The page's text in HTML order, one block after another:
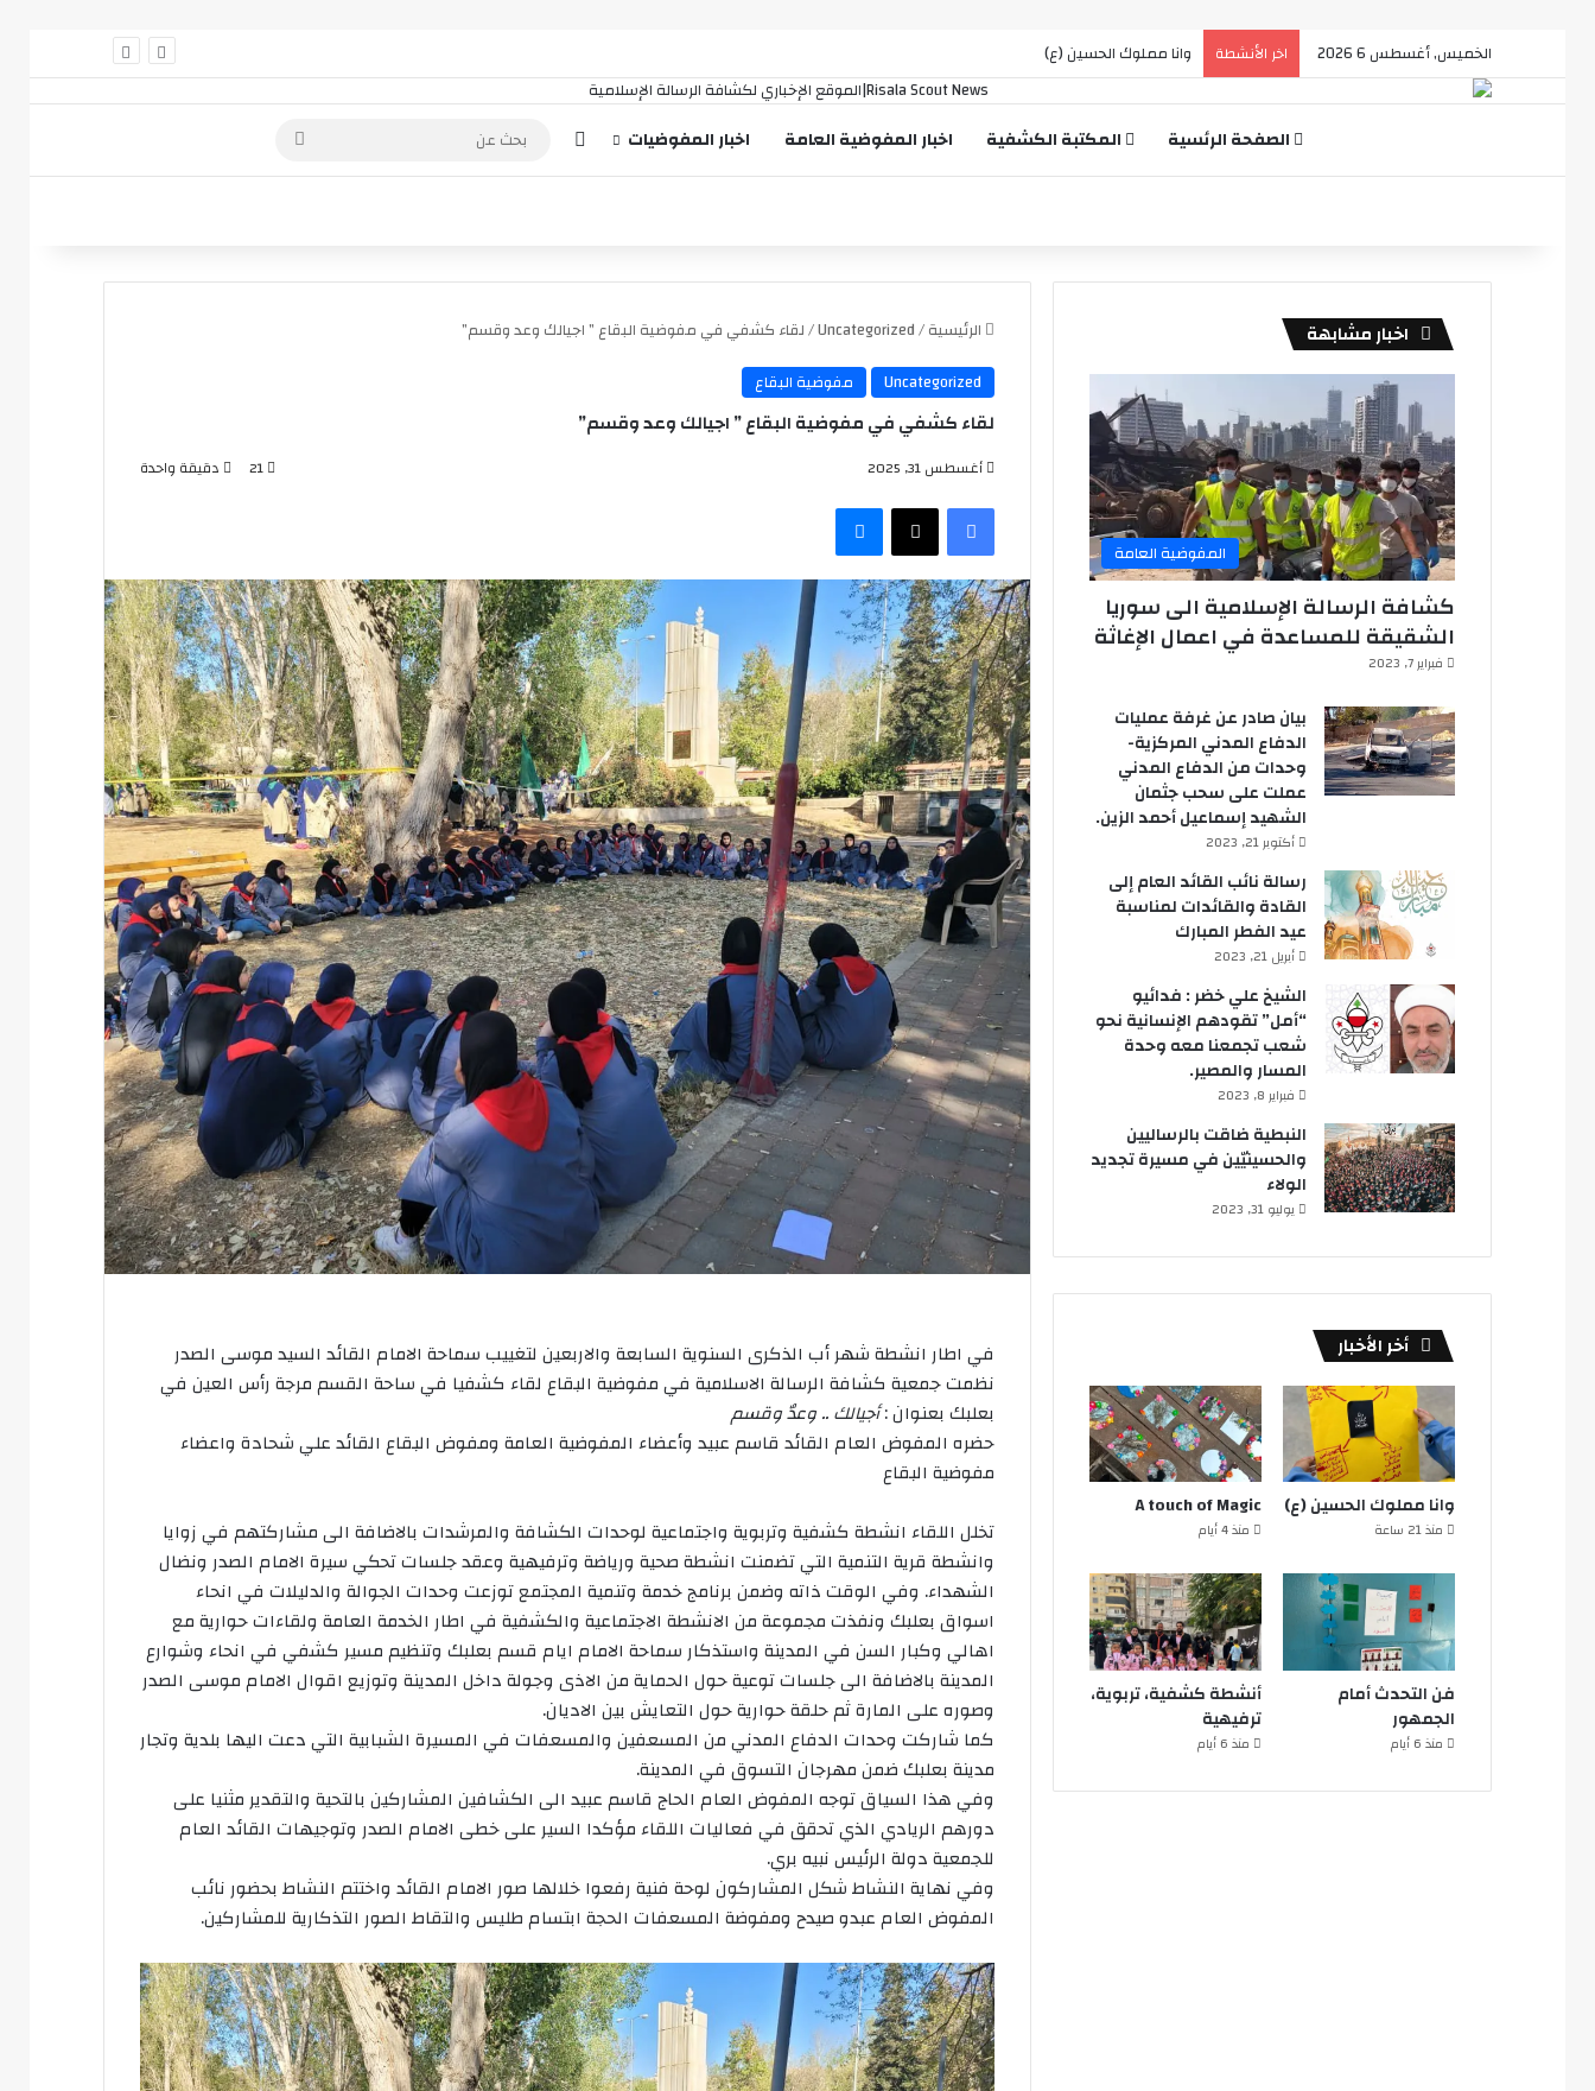
الخميس, أغسطس 6 2026 اخر الأنشطة A touch of Magic
الصفحة الرئسية المكتبة الكشفية اخبار المفوضية العامة اخبار المفوضيات إضافة عمود جانبي
عن
الرئيسية/
Uncategorized
/لقاء كشفي في مفوضية البقاع ” اجيالك وعد وقسم”
Uncategorized
مفوضية البقاع
لقاء كشفي في مفوضية البقاع ” اجيالك وعد وقسم”
أغسطس 31, 2025 21 دقيقة واحدة
فيسبوك
‫X ماسنجر
في اطار انشطة شهر أب الذكرى السنوية السابعة والاربعين لتغييب سماحة الامام القائد السيد موسى الصدر
نظمت جمعية كشافة الرسالة الاسلامية في مفوضية البقاع لقاء كشفيا في ساحة القسم مرجة رأس العين في
بعلبك بعنوان :أجيالك .. وعدٌ وقسم
حضره المفوض العام القائد قاسم عبيد وأعضاء المفوضية العامة ومفوض البقاع القائد علي شحادة واعضاء
مفوضية البقاع
تخلل اللقاء انشطة كشفية وتربوية واجتماعية لوحدات الكشافة والمرشدات بالاضافة الى مشاركتهم في زوايا
وانشطة قرية التنمية التي تضمنت انشطة صحية ورياضة وترفيهية وعقد جلسات تحكي سيرة الامام الصدر ونضال
الشهداء. وفي الوقت ذاته وضمن برنامج خدمة وتنمية المجتمع توزعت وحدات الجوالة والدليلات في انحاء
اسواق بعلبك ونفذت مجموعة من الانشطة الاجتماعية والكشفية في اطار الخدمة العامة ولقاءات حوارية مع
اهالي وكبار السن في المدينة واستذكار سماحة الامام ايام قسم بعلبك وتنظيم مسير كشفي في انحاء وشوارع
المدينة بالاضافة الى جلسات توعية حول الحماية من الاذى وجولة داخل المدينة وتوزيع اقوال الامام موسى الصدر
وصوره على المارة ثم حلقة حوارية حول التعايش بين الاديان.
كما شاركت وحدات الدفاع المدني من المسعفين والمسعفات في المسيرة الشبابية التي دعت اليها بلدية وتجار
مدينة بعلبك ضمن مهرجان التسوق في المدينة.
وفي هذا السياق توجه المفوض العام الحاج قاسم عبيد الى الكشافين المشاركين بالتحية والتقدير مثنيا على
دورهم الريادي الذي تحقق في فعاليات اللقاء مؤكدا السير على خطى الامام الصدر وتوجيهات القائد العام
للجمعية دولة الرئيس نبيه بري.
وفي نهاية النشاط شكل المشاركون لوحة فنية رفعوا خلالها صور الامام القائد واختتم النشاط بحضور نائب
المفوض العام عبدو صيدح ومفوضة المسعفات الحجة ابتسام طليس والتقاط الصور التذكارية للمشاركين.
اخبار مشابهة
المفوضية العامة
كشافة الرسالة الإسلامية الى سوريا
الشقيقة للمساعدة في اعمال الإغاثة
فبراير 7, 2023
بيان صادر عن غرفة عمليات
الدفاع المدني المركزية-
وحدات من الدفاع المدني
عملت على سحب جثمان
الشهيد إسماعيل أحمد الزين.
أكتوبر 21, 2023
رسالة نائب القائد العام إلى
القادة والقائدات لمناسبة
عيد الفطر المبارك
أبريل 21, 2023
الشيخ علي خضر : فدائيو
“أمل” تقودهم الإنسانية نحو
شعب تجمعنا معه وحدة
المسار والمصير.
فبراير 8, 2023
النبطية ضاقت بالرساليين
والحسينيّين في مسيرة تجديد
الولاء
يوليو 31, 2023
أخر الأخبار
وانا مملوك الحسين (ع)
منذ 21 ساعة
A touch of Magic
منذ 4 أيام
فن التحدث أمام
الجمهور
منذ 6 أيام
أنشطة كشفية، تربوية،
ترفيهية
منذ 6 أيام